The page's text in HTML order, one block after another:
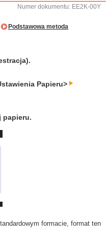
Numer dokumentu: EE2K-00Y
Podstawowa metoda
Papieru>
papieru.
formacie, format ten